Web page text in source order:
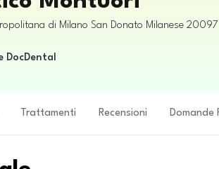
di Milano San Donato Milanese 20097
DocDental
Trattamenti Recensioni Domande